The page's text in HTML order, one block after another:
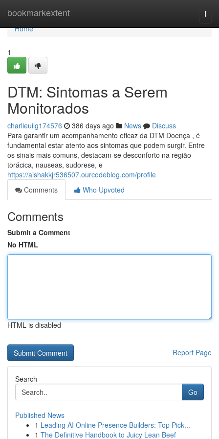
bookmarkextent
Home
Home
1
DTM: Sintomas a Serem
Monitorados
charlieuilg174576 386 days ago News
Discuss
Para garantir um acompanhamento eficaz da DTM Doença , é
fundamental estar atento aos sintomas que podem surgir. Entre
os sinais mais comuns, destacam-se desconforto na região
torácica, nauseas, sudorese, e
https://aishakkjr536507.ourcodeblog.com/profile
Comments
Who Upvoted
Comments
Submit a Comment
No HTML
HTML is disabled
Report Page
Search
Go
Published News
1 Leading AI Online Presence Builders: Top Pick...
1 The Definitive Handbook to Juicy Lean Beef